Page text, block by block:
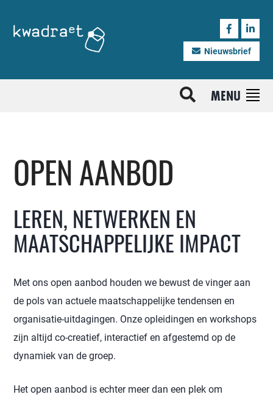
Nieuwsbrief
MENU
OPEN AANBOD
LEREN, NETWERKEN EN
MAATSCHAPPELIJKE IMPACT
Met ons open aanbod houden we bewust de vinger aan
de pols van actuele maatschappelijke tendensen en
organisatie-uitdagingen. Onze opleidingen en workshops
zijn altijd co-creatief, interactief en afgestemd op de
dynamiek van de groep.
Het open aanbod is echter meer dan een plek om